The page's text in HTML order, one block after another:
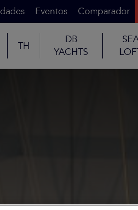
Eventos Comparador
TH
DB
YACHTS